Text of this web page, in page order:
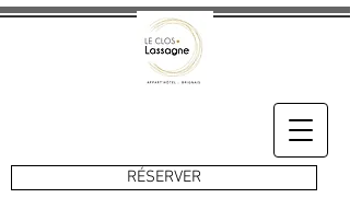
RÉSERVER